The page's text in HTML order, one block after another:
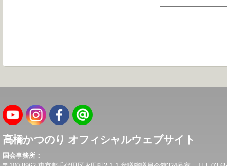
高橋かつのり オフィシャルウェブサイト
国会事務所：